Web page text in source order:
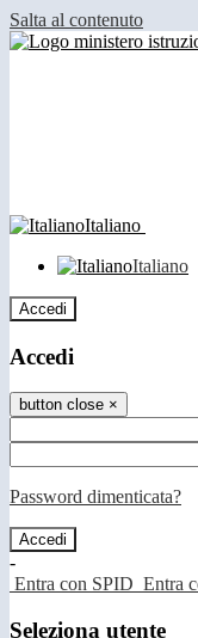
Salta al contenuto
Italiano
Italiano
Accedi
Accedi
button close ×
Password dimenticata?
-
Entra con SPID Entra
Seleziona utente